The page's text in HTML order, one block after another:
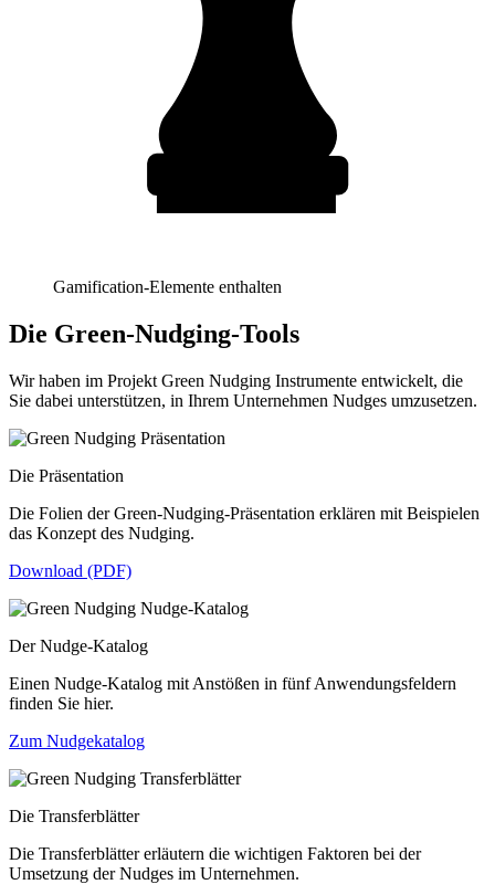
Gamification-Elemente enthalten
Die Green-Nudging-Tools
Wir haben im Projekt Green Nudging Instrumente entwickelt, die
Sie dabei unterstützen, in Ihrem Unternehmen Nudges umzusetzen.
Die Präsentation
Die Folien der Green-Nudging-Präsentation erklären mit Beispielen
das Konzept des Nudging.
Download (PDF)
Der Nudge-Katalog
Einen Nudge-Katalog mit Anstößen in fünf Anwendungsfeldern
finden Sie hier.
Zum Nudgekatalog
Die Transferblätter
Die Transferblätter erläutern die wichtigen Faktoren bei der
Umsetzung der Nudges im Unternehmen.